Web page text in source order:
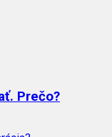
Prečo?